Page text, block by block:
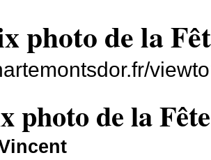
photo de la
photo de la